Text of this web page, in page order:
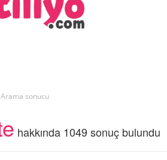
Arama sonucu
hakkında 1049 sonuç bulundu